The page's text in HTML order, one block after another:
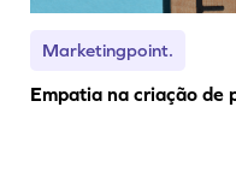
Marketingpoint.
Empatia na criação de